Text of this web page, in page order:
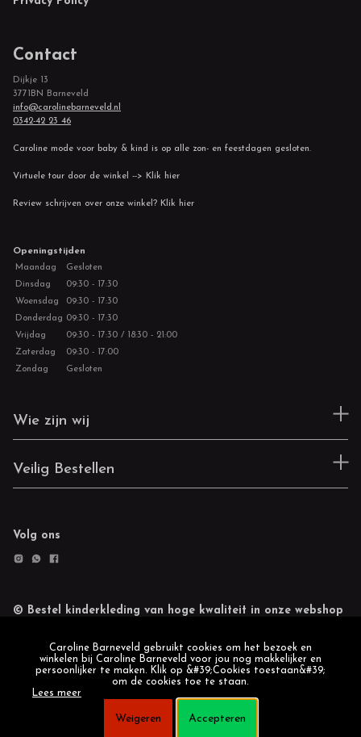
Contact
Dijkje 13
3771BN Barneveld
info@carolinebarneveld.nl
0342-42 23 46
Caroline mode voor baby & kind is op alle zon- en feestdagen gesloten.
Virtuele tour door de winkel --> Klik hier
Review schrijven over onze winkel? Klik hier
Openingstijden
Maandag
Gesloten
Dinsdag
09:30 - 17:30
Woensdag
09:30 - 17:30
Donderdag 09:30 - 17:30
Vrijdag
09:30 - 17:30 / 18:30 - 21:00
Zaterdag
09:30 - 17:00
Zondag
Gesloten
Wie zijn wij
Veilig Bestellen
Volg ons
© Bestel kinderkleding van hoge kwaliteit in onze webshop
Caroline Barneveld gebruikt cookies om het bezoek en
winkelen bij Caroline Barneveld voor jou nog makkelijker en
persoonlijker te maken. Klik op &#39;Cookies toestaan&#39;
om de cookies toe te staan.
Lees meer
Weigeren Accepteren